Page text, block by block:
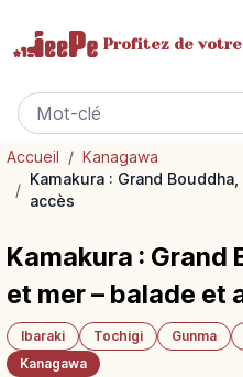
Profitez de votre
Accueil / Kanagawa
/
Kamakura : Grand
accès
Kamakura : Grand
et mer – balade et
Ibaraki Tochigi Gunma
Kanagawa